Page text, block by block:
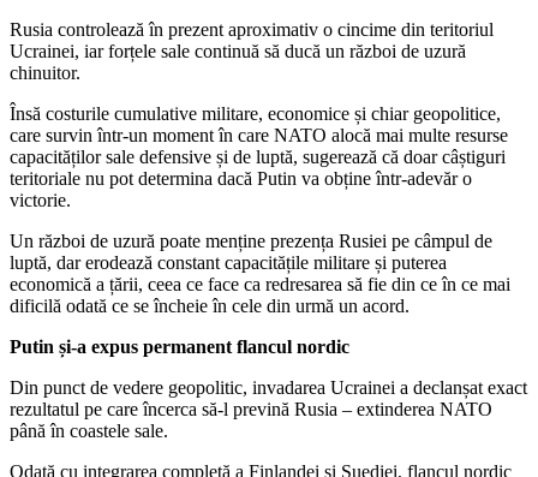
Rusia controlează în prezent aproximativ o cincime din teritoriul
Ucrainei, iar forțele sale continuă să ducă un război de uzură
chinuitor.
Însă costurile cumulative militare, economice și chiar geopolitice,
care survin într-un moment în care NATO alocă mai multe resurse
capacităților sale defensive și de luptă, sugerează că doar câștiguri
teritoriale nu pot determina dacă Putin va obține într-adevăr o
victorie.
Un război de uzură poate menține prezența Rusiei pe câmpul de
luptă, dar erodează constant capacitățile militare și puterea
economică a țării, ceea ce face ca redresarea să fie din ce în ce mai
dificilă odată ce se încheie în cele din urmă un acord.
Putin și-a expus permanent flancul nordic
Din punct de vedere geopolitic, invadarea Ucrainei a declanșat exact
rezultatul pe care încerca să-l prevină Rusia – extinderea NATO
până în coastele sale.
Odată cu integrarea completă a Finlandei și Suediei, flancul nordic